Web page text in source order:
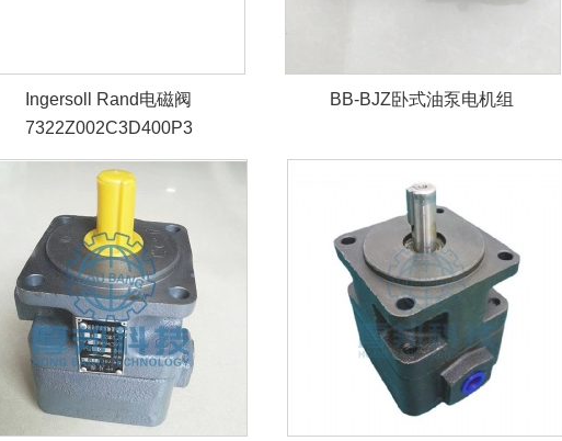
Ingersoll Rand电磁阀
7322Z002C3D400P3
BB-BJZ卧式油泵电机组